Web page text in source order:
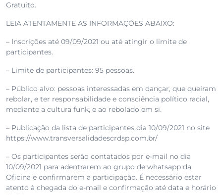
Gratuito.
LEIA ATENTAMENTE AS INFORMAÇÕES ABAIXO:
– Inscrições até 09/09/2021 ou até atingir o limite de
participantes.
– Limite de participantes: 95 pessoas.
– Público alvo: pessoas interessadas em dançar, que queiram
rebolar, e ter responsabilidade e consciência político racial,
mediante a cultura funk, e ao rebolado em si.
– Publicação da lista de participantes dia 10/09/2021 no site
https://www.transversalidadescrdsp.com.br/
– Os participantes serão contatados por e-mail no dia
10/09/2021 para adentrarem ao grupo de whatsapp da
Oficina e confirmarem a participação. É necessário estar
atento à chegada do e-mail e confirmação até data e horário